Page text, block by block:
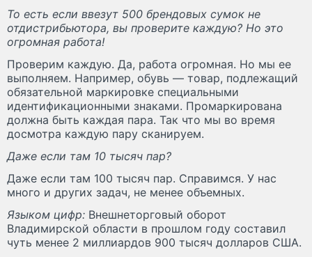
То есть если ввезут 500 брендовых сумок не
отдистрибьютора, вы проверите каждую? Но это
огромная работа!
Проверим каждую. Да, работа огромная. Но мы ее
выполняем. Например, обувь — товар, подлежащий
обязательной маркировке специальными
идентификационными знаками. Промаркирована
должна быть каждая пара. Так что мы во время
досмотра каждую пару сканируем.
Даже если там 10 тысяч пар?
Даже если там 100 тысяч пар. Справимся. У нас
много и других задач, не менее объемных.
Языком цифр: Внешнеторговый оборот
Владимирской области в прошлом году составил
чуть менее 2 миллиардов 900 тысяч долларов США.